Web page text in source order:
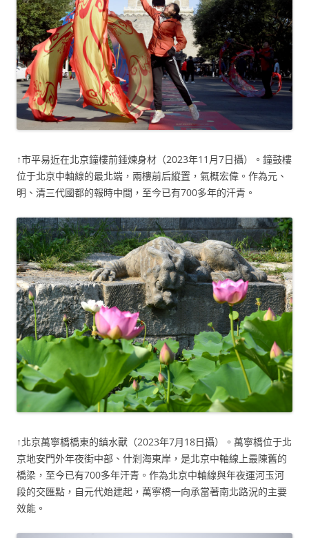
↑市平易近在北京鐘樓前錘煉身材（2023年11月7日攝）。鐘鼓樓
位于北京中軸線的最北端，兩樓前后縱置，氣概宏偉。作為元、
明、清三代國都的報時中間，至今已有700多年的汗青。
↑北京萬寧橋橋東的鎮水獸（2023年7月18日攝）。萬寧橋位于北
京地安門外年夜街中部、什剎海東岸，是北京中軸線上最陳舊的
橋梁，至今已有700多年汗青。作為北京中軸線與年夜運河玉河
段的交匯點，自元代始建起，萬寧橋一向承當著南北路況的主要
效能。